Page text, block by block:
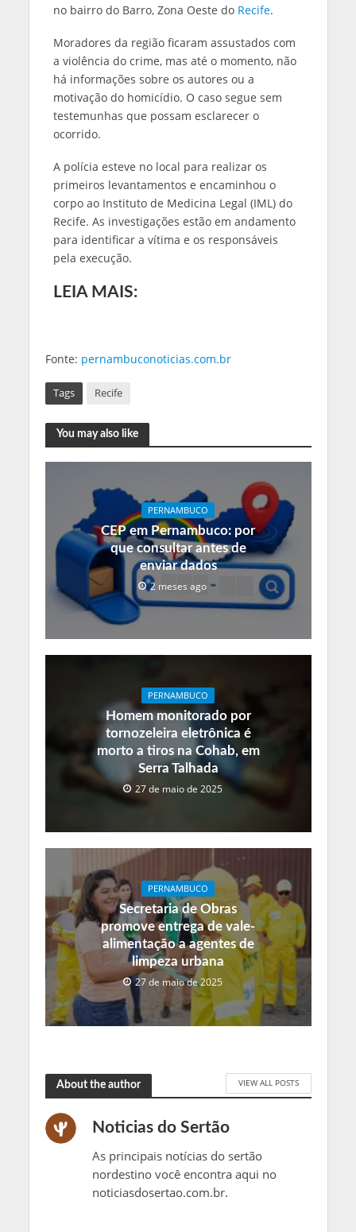
no bairro do Barro, Zona Oeste do Recife.
Moradores da região ficaram assustados com
a violência do crime, mas até o momento, não
há informações sobre os autores ou a
motivação do homicídio. O caso segue sem
testemunhas que possam esclarecer o
ocorrido.
A polícia esteve no local para realizar os
primeiros levantamentos e encaminhou o
corpo ao Instituto de Medicina Legal (IML) do
Recife. As investigações estão em andamento
para identificar a vítima e os responsáveis
pela execução.
LEIA MAIS:
Fonte: pernambuconoticias.com.br
Tags Recife
You may also like
PERNAMBUCO
CEP em Pernambuco: por
que consultar antes de
enviar dados
2 meses ago
PERNAMBUCO
Homem monitorado por
tornozeleira eletrônica é
morto a tiros na Cohab, em
Serra Talhada
27 de maio de 2025
PERNAMBUCO
Secretaria de Obras
promove entrega de vale-
alimentação a agentes de
limpeza urbana
27 de maio de 2025
About the author VIEW ALL POSTS
Noticias do Sertão
As principais notícias do sertão
nordestino você encontra aqui no
noticiasdosertao.com.br.